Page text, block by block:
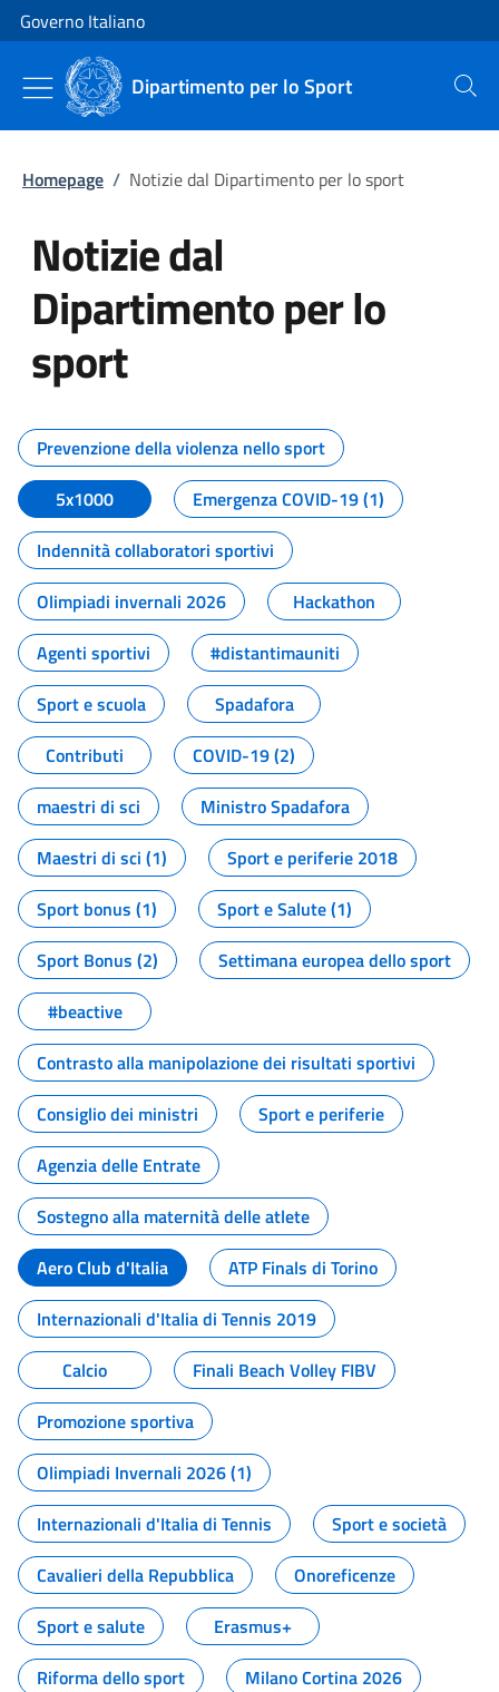
Vai al contenuto
Vai alla navigazione del sito
Governo Italiano
Dipartimento per lo Sport Cerca
Homepage / Notizie dal Dipartimento per lo sport
Notizie dal
Dipartimento per lo
sport
Tutti i contenuti della pagina
Prevenzione della violenza nello sport
5x1000
Emergenza COVID-19 (1)
Indennità collaboratori sportivi
Olimpiadi invernali 2026
Hackathon
Agenti sportivi
#distantimauniti
Sport e scuola
Spadafora
Contributi
COVID-19 (2)
maestri di sci
Ministro Spadafora
Maestri di sci (1)
Sport e periferie 2018
Sport bonus (1)
Sport e Salute (1)
Sport Bonus (2)
Settimana europea dello sport
#beactive
Contrasto alla manipolazione dei risultati sportivi
Consiglio dei ministri
Sport e periferie
Agenzia delle Entrate
Sostegno alla maternità delle atlete
Aero Club d'Italia
ATP Finals di Torino
Internazionali d'Italia di Tennis 2019
Calcio
Finali Beach Volley FIBV
Promozione sportiva
Olimpiadi Invernali 2026 (1)
Internazionali d'Italia di Tennis
Sport e società
Cavalieri della Repubblica
Onoreficenze
Sport e salute
Erasmus+
Riforma dello sport
Milano Cortina 2026